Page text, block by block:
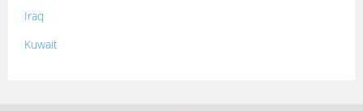
Iraq
Kuwait